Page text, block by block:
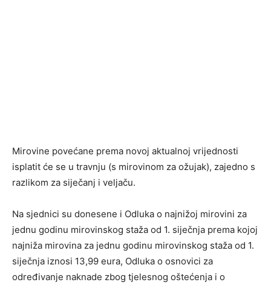
Mirovine povećane prema novoj aktualnoj vrijednosti
isplatit će se u travnju (s mirovinom za ožujak), zajedno s
razlikom za siječanj i veljaču.
Na sjednici su donesene i Odluka o najnižoj mirovini za
jednu godinu mirovinskog staža od 1. siječnja prema kojoj
najniža mirovina za jednu godinu mirovinskog staža od 1.
siječnja iznosi 13,99 eura, Odluka o osnovici za
određivanje naknade zbog tjelesnog oštećenja i o